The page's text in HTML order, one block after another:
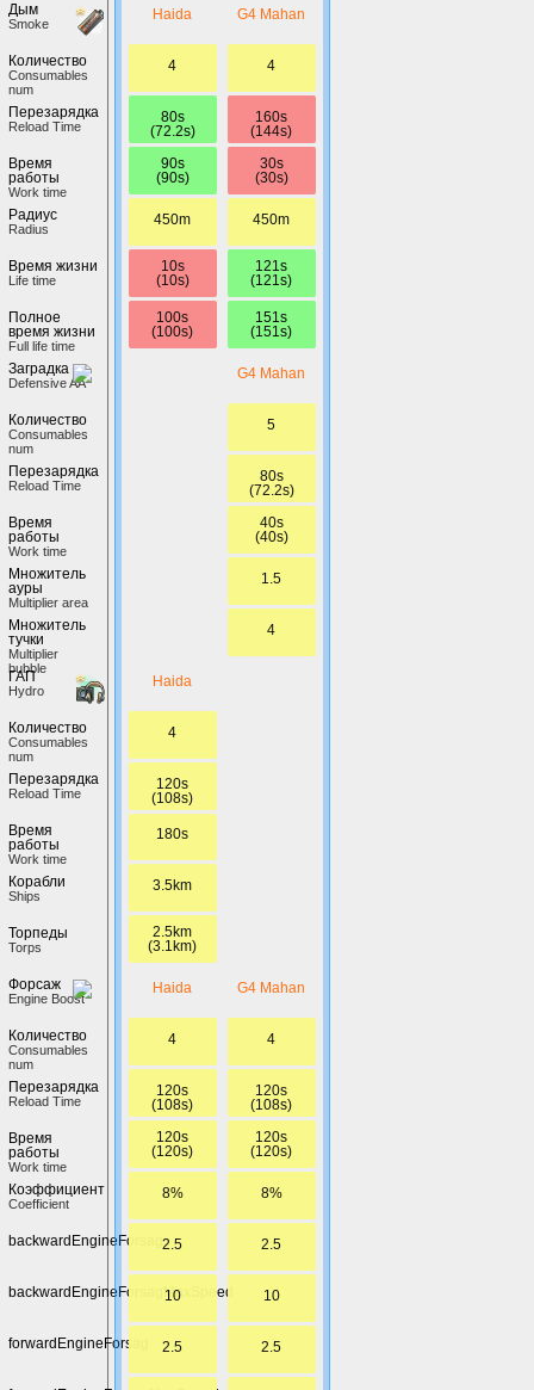
Дым
Smoke
Количество
Сonsumables
num
Перезарядка
Reload Time
Время
работы
Work time
Радиус
Radius
Время жизни
Life time
Полное
время жизни
Full life time
Заградка
Defensive AA
Количество
Сonsumables
num
Перезарядка
Reload Time
Время
работы
Work time
Множитель
ауры
Multiplier area
Множитель
тучки
Multiplier
bubble
ГАП
Hydro
Количество
Сonsumables
num
Перезарядка
Reload Time
Время
работы
Work time
Корабли
Ships
Торпеды
Torps
Форсаж
Engine Boost
Количество
Сonsumables
num
Перезарядка
Reload Time
Время
работы
Work time
Коэффициент
Coefficient
backwardEngineForsag
backwardEngineForsagMaxSpeed
forwardEngineForsag
Haida
4
80s
(72.2s)
90s
(90s)
450m
10s
(10s)
100s
(100s)
Haida
4
120s
(108s)
180s
3.5km
2.5km
(3.1km)
Haida
4
120s
(108s)
120s
(120s)
8%
2.5
10
2.5
G4 Mahan
4
160s
(144s)
30s
(30s)
450m
121s
(121s)
151s
(151s)
G4 Mahan
5
80s
(72.2s)
40s
(40s)
1.5
4
G4 Mahan
4
120s
(108s)
120s
(120s)
8%
2.5
10
2.5